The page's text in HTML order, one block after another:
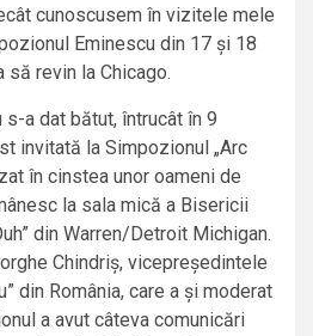
cunoscusem în vizitele mele
Eminescu din 17 și 18
să revin la Chicago.
a dat bătut, întrucât în 9
invitată la Simpozionul „Arc
în cinstea unor oameni de
la sala mică a Bisericii
din Warren/Detroit Michigan.
Chindriș, vicepreședintele
din România, care a și moderat
a avut câteva comunicări